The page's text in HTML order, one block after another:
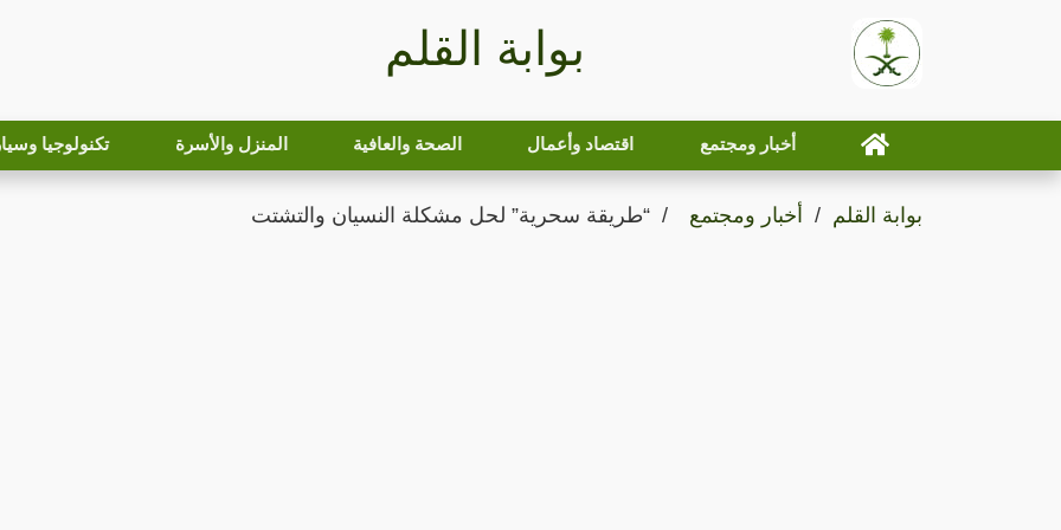
بوابة القلم
أخبار ومجتمع اقتصاد وأعمال الصحة والعافية المنزل والأسرة تكنولوجيا
بوابة القلم أخبار ومجتمع “طريقة سحرية” لحل مشكلة النسيان والتشتت